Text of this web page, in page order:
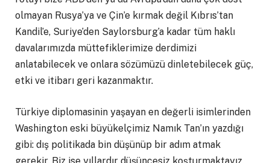
olmayan Rusya’ya ve Çin’e kırmak değil Kıbrıs’tan
Kandil’e, Suriye’den Saylorsburg’a kadar tüm haklı
davalarımızda müttefiklerimize derdimizi
anlatabilecek ve onlara sözümüzü dinletebilecek güç,
etki ve itibarı geri kazanmaktır.
Türkiye diplomasinin yaşayan en değerli isimlerinden
Washington eski büyükelçimiz Namık Tan’ın yazdığı
gibi: dış politikada bin düşünüp bir adım atmak
gerekir. Biz ise yıllardır düşüncesiz koşturmaktayız.